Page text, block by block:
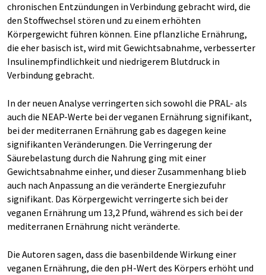
chronischen Entzündungen in Verbindung gebracht wird, die
den Stoffwechsel stören und zu einem erhöhten
Körpergewicht führen können. Eine pflanzliche Ernährung,
die eher basisch ist, wird mit Gewichtsabnahme, verbesserter
Insulinempfindlichkeit und niedrigerem Blutdruck in
Verbindung gebracht.
In der neuen Analyse verringerten sich sowohl die PRAL- als
auch die NEAP-Werte bei der veganen Ernährung signifikant,
bei der mediterranen Ernährung gab es dagegen keine
signifikanten Veränderungen. Die Verringerung der
Säurebelastung durch die Nahrung ging mit einer
Gewichtsabnahme einher, und dieser Zusammenhang blieb
auch nach Anpassung an die veränderte Energiezufuhr
signifikant. Das Körpergewicht verringerte sich bei der
veganen Ernährung um 13,2 Pfund, während es sich bei der
mediterranen Ernährung nicht veränderte.
Die Autoren sagen, dass die basenbildende Wirkung einer
veganen Ernährung, die den pH-Wert des Körpers erhöht und